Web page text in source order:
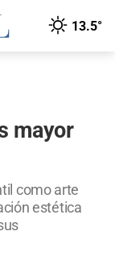
13.5°
mayor
como arte
estética